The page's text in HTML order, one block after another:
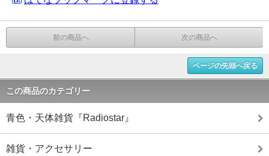
前の商品へ 次の商品へ
ページの先頭へ戻る
この商品のカテゴリー
青色・天体雑貨『Radiostar』
雑貨・アクセサリー